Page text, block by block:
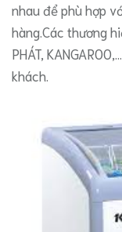
nhau để phù hợp
hàng.Các thương
PHÁT,
khách.